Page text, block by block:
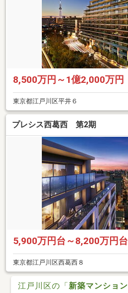
8,500万円～1億2,000万円
東京都江戸川区平井６
プレシス西葛西 第2期
5,900万円台～8,200万円台
東京都江戸川区西葛西８
江戸川区の「新築マンション